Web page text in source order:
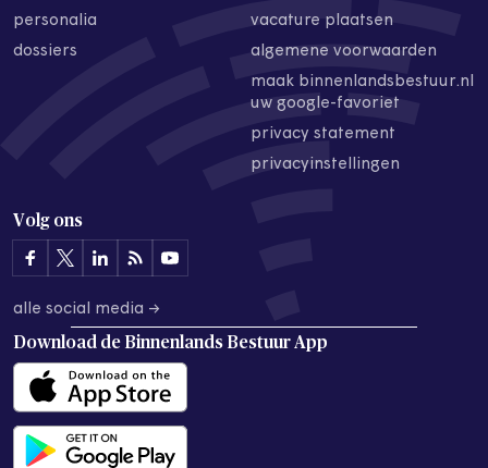
personalia
dossiers
vacature plaatsen
algemene voorwaarden
maak binnenlandsbestuur.nl
uw google-favoriet
privacy statement
privacyinstellingen
Volg ons
alle social media →
Download de Binnenlands Bestuur App